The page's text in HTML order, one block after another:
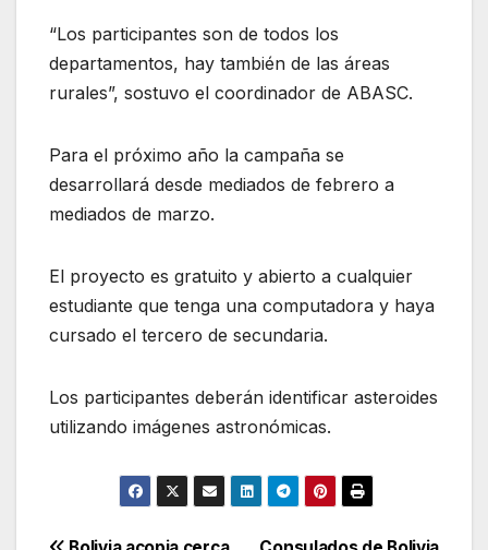
“Los participantes son de todos los
departamentos, hay también de las áreas
rurales”, sostuvo el coordinador de ABASC.
Para el próximo año la campaña se
desarrollará desde mediados de febrero a
mediados de marzo.
El proyecto es gratuito y abierto a cualquier
estudiante que tenga una computadora y haya
cursado el tercero de secundaria.
Los participantes deberán identificar asteroides
utilizando imágenes astronómicas.